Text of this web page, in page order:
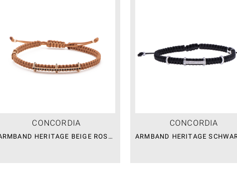
CONCORDIA
ARMBAND HERITAGE BEIGE ROSÉGOLD MIT DIAMANTEN
CONCORDIA